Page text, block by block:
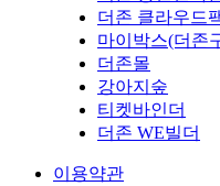
더존 클라우드
마이박스(더존
더존몰
강아지숲
티켓바인더
더존 WE빌더
이용약관